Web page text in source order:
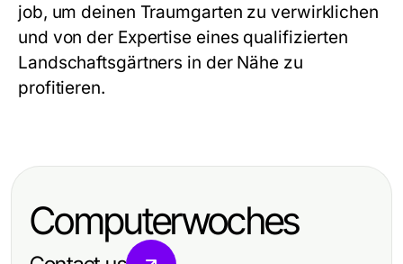
job, um deinen Traumgarten zu verwirklichen
und von der Expertise eines qualifizierten
Landschaftsgärtners in der Nähe zu
profitieren.
Computerwoches